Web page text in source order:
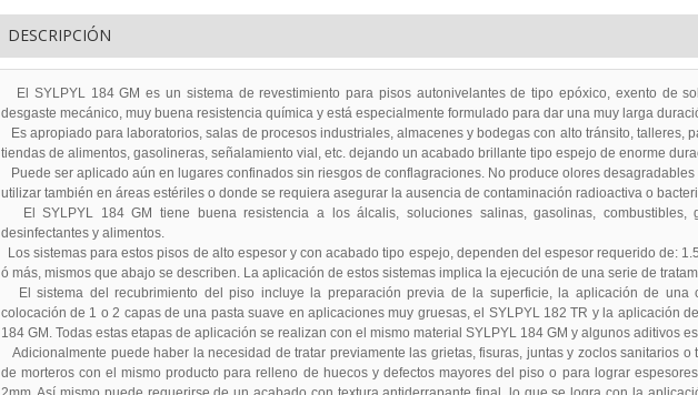
DESCRIPCIÓN
El SYLPYL 184 GM es un sistema de revestimiento para pisos autonivelantes de tipo epóxico, exento de
desgaste mecánico, muy buena resistencia química y está especialmente formulado para dar una muy larga
Es apropiado para laboratorios, salas de procesos industriales, almacenes y bodegas con alto tránsito, talleres,
tiendas de alimentos, gasolineras, señalamiento vial, etc. dejando un acabado brillante tipo espejo de enorme
Puede ser aplicado aún en lugares confinados sin riesgos de conflagraciones. No produce olores
utilizar también en áreas estériles o donde se requiera asegurar la ausencia de contaminación radioactiva o
El SYLPYL 184 GM tiene buena resistencia a los álcalis, soluciones salinas, gasolinas, combustibles,
desinfectantes y alimentos.
Los sistemas para estos pisos de alto espesor y con acabado tipo espejo, dependen del espesor requerido de:
ó más, mismos que abajo se describen. La aplicación de estos sistemas implica la ejecución de una serie de
El sistema del recubrimiento del piso incluye la preparación previa de la superficie, la aplicación de una
colocación de 1 o 2 capas de una pasta suave en aplicaciones muy gruesas, el SYLPYL 182 TR y la aplicación
184 GM. Todas estas etapas de aplicación se realizan con el mismo material SYLPYL 184 GM y algunos aditivos
Adicionalmente puede haber la necesidad de tratar previamente las grietas, fisuras, juntas y zoclos sanitarios
de morteros con el mismo producto para relleno de huecos y defectos mayores del piso o para lograr